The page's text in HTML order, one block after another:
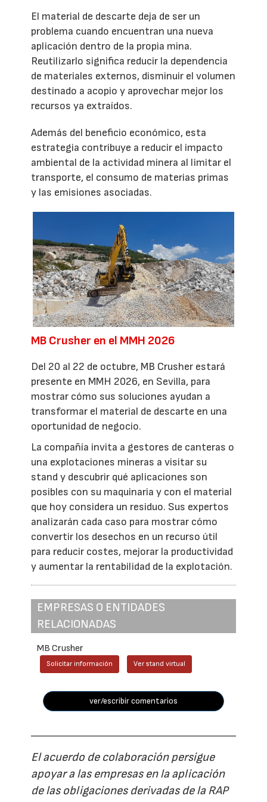
El material de descarte deja de ser un
problema cuando encuentran una nueva
aplicación dentro de la propia mina.
Reutilizarlo significa reducir la dependencia
de materiales externos, disminuir el volumen
destinado a acopio y aprovechar mejor los
recursos ya extraídos.
Además del beneficio económico, esta
estrategia contribuye a reducir el impacto
ambiental de la actividad minera al limitar el
transporte, el consumo de materias primas
y las emisiones asociadas.
MB Crusher en el MMH 2026
Del 20 al 22 de octubre, MB Crusher estará
presente en MMH 2026, en Sevilla, para
mostrar cómo sus soluciones ayudan a
transformar el material de descarte en una
oportunidad de negocio.
La compañía invita a gestores de canteras o
una explotaciones mineras a visitar su
stand y descubrir qué aplicaciones son
posibles con su maquinaria y con el material
que hoy considera un residuo. Sus expertos
analizarán cada caso para mostrar cómo
convertir los desechos en un recurso útil
para reducir costes, mejorar la productividad
y aumentar la rentabilidad de la explotación.
EMPRESAS O ENTIDADES
RELACIONADAS
MB Crusher
Solicitar información Ver stand virtual
ver/escribir comentarios
El acuerdo de colaboración persigue
apoyar a las empresas en la aplicación
de las obligaciones derivadas de la RAP